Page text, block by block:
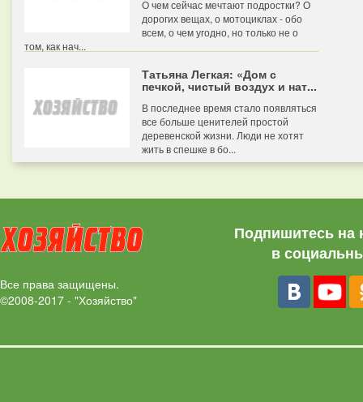
О чем сейчас мечтают подростки? О
дорогих вещах, о мотоциклах - обо
всем, о чем угодно, но только не о
том, как нач...
Татьяна Легкая: «Дом с
печкой, чистый воздух и нат...
В последнее время стало появляться
все больше ценителей простой
деревенской жизни. Люди не хотят
жить в спешке в бо...
Все права защищены.
©2008-2017 - "Хозяйство"
Подпишитесь на
в